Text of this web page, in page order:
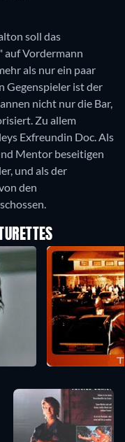
soll das
auf Vordermann
als nur ein paar
Gegenspieler ist der
nicht nur die Bar,
Zu allem
Exfreundin Doc. Als
Mentor beseitigen
und als der
den